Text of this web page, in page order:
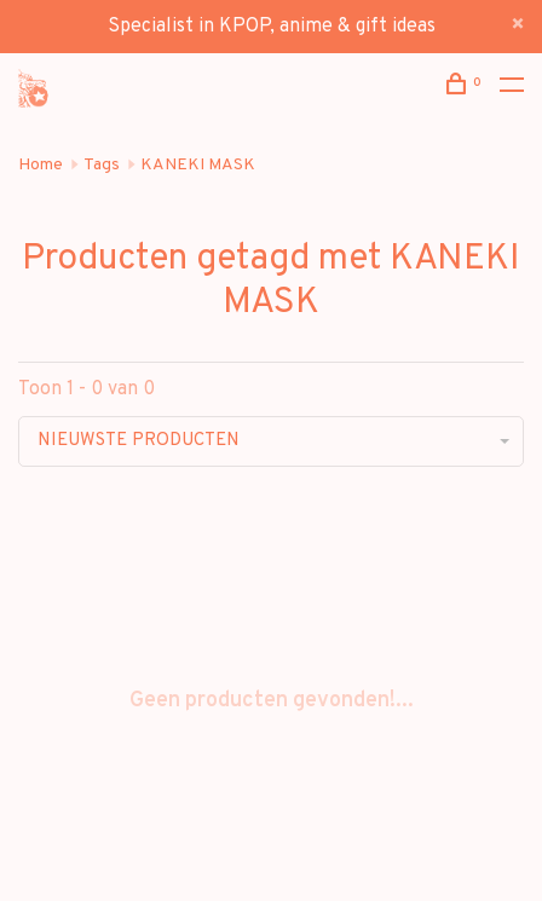
Specialist in KPOP, anime & gift ideas
0
Home Tags KANEKI MASK
Producten getagd met KANEKI
MASK
Toon 1 - 0 van 0
NIEUWSTE PRODUCTEN
Geen producten gevonden!...